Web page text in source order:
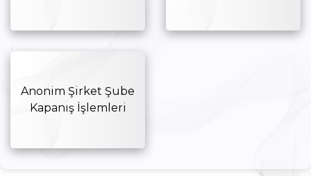
Anonim Şirket Şube
Kapanış İşlemleri